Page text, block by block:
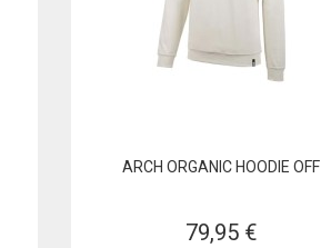
ARCH ORGANIC HOODIE OFF
79,95 €